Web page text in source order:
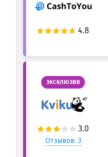
ЭКСКЛЮЗИВ
Отзывов: 3